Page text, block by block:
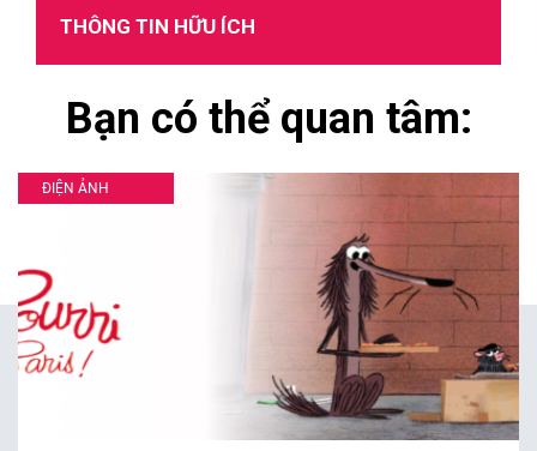
THÔNG TIN HỮU ÍCH
Bạn có thể quan tâm:
ĐIỆN ẢNH